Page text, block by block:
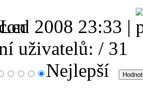
2008 23:33 |
uživatelů: / 31
Nejlepší